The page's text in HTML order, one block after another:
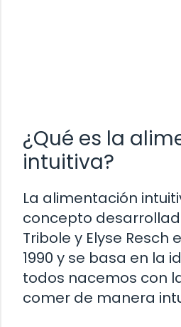
¿Qué es la
intuitiva?
La alimentación
concepto
Tribole y Elyse
1990 y se basa en la
todos nacemos con
comer de manera